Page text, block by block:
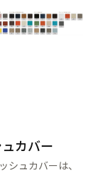
カバー
シュカバーは、